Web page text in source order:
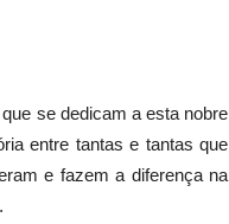
se dedicam a esta nobre
entre tantas e tantas que
e fazem a diferença na